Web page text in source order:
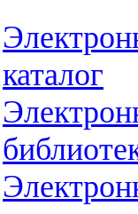
каталог